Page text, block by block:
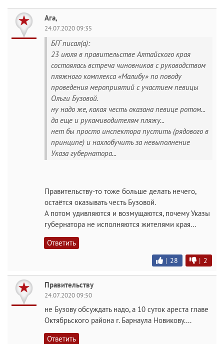
Ага,
24.07.2020 09:35
БГГ писал(а):
23 июля в правительстве Алтайского края
состоялась встреча чиновников с руководством
пляжного комплекса «Малибу» по поводу
проведения мероприятий с участием певицы
Ольги Бузовой.
ну надо же, какая честь оказана певице ротом...
да еще и рукамиводителям пляжу...
нет бы просто инспектора пустить (рядового в
принципе) и нахлобучить за невыполнение
Указа губернатора...
Правительству-то тоже больше делать нечего,
остаётся оказывать честь Бузовой.
А потом удивляются и возмущаются, почему Указы
губернатора не исполняются жителями края...
Ответить
| 28 | 2
Правительству
24.07.2020 09:50
не Бузову обсуждать надо, а 10 суток ареста главе
Октябрьского района г. Барнаула Новикову....
Ответить